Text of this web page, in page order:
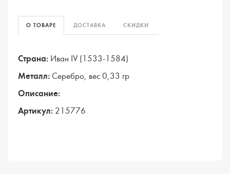
О ТОВАРЕ ДОСТАВКА СКИДКИ
Страна: Иван IV (1533-1584)
Металл: Серебро, вес 0,33 гр
Описание:
Артикул: 215776